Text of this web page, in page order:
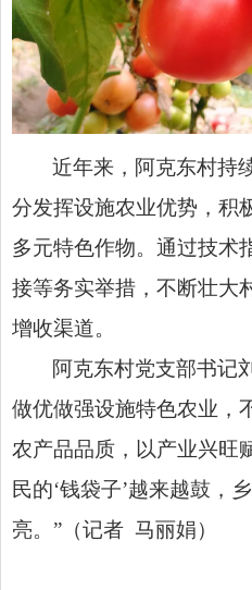
近年来，阿克东村持
分发挥设施农业优势，积
多元特色作物。通过技术
接等务实举措，不断壮大
增收渠道。
阿克东村党支部书记
做优做强设施特色农业，
农产品品质，以产业兴旺
民的‘钱袋子’越来越鼓，
亮。”（记者 马丽娟）